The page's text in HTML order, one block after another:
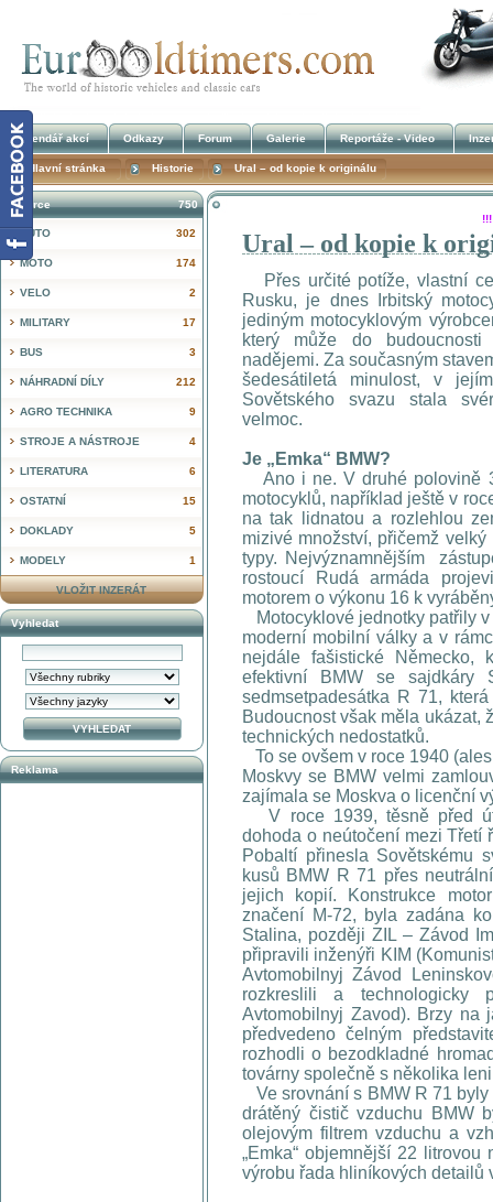
Ural – od kopie k
Přes určité potíže, vlastní
Rusku, je dnes Irbitský
jediným motocyklovým
který může do
nadějemi. Za současným
šedesátiletá minulost, v
Sovětského svazu stala
velmoc.
Je „Emka“ BMW?
Ano i ne. V druhé polovině
motocyklů, například ještě v
na tak lidnatou a rozlehlou
mizivé množství, přičemž
typy. Nejvýznamnějším
rostoucí Rudá armáda
motorem o výkonu 16 k
Motocyklové jednotky patřily
moderní mobilní války a v
nejdále fašistické Německo,
efektivní BMW se sajdkáry
sedmsetpadesátka R 71,
Budoucnost však měla ukázat,
technických nedostatků.
To se ovšem v roce 1940
Moskvy se BMW velmi
zajímala se Moskva o licenční
V roce 1939, těsně před
dohoda o neútočení mezi Třetí
Pobaltí přinesla Sovětskému
kusů BMW R 71 přes
jejich kopií. Konstrukce
značení M-72, byla zadána
Stalina, později ZIL – Závod
připravili inženýři KIM
Avtomobilnyj Závod
rozkreslili a technologicky
Avtomobilnyj Zavod). Brzy na
předvedeno čelným
rozhodli o bezodkladné
továrny společně s několika
Ve srovnání s BMW R 71
drátěný čistič vzduchu BMW
olejovým filtrem vzduchu a
„Emka“ objemnější 22
výrobu řada hliníkových detailů
750
Inzerce
302
AUTO
174
MOTO
2
VELO
17
MILITARY
3
BUS
212
NÁHRADNÍ DÍLY
9
AGRO TECHNIKA
4
STROJE A NÁSTROJE
6
LITERATURA
15
OSTATNÍ
5
DOKLADY
1
MODELY
VLOŽIT INZERÁT
Vyhledat
Reklama
Kalendář akcí Odkazy Forum Galerie Reportáže - Video
Hlavní stránka Historie Ural – od kopie k originálu